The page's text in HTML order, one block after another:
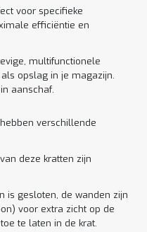
voor specifieke
efficiëntie en
multifunctionele
opslag in je magazijn.
aanschaf.
verschillende
deze kratten zijn
is gesloten, de wanden zijn
voor extra zicht op de
te laten in de krat.